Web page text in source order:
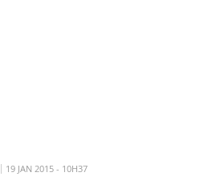
19 JAN 2015 - 10H37